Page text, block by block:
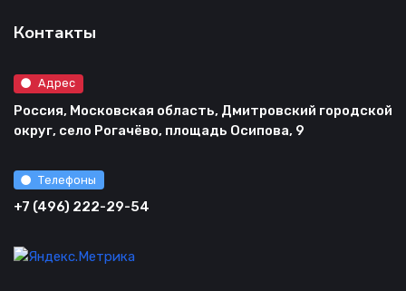
Контакты
Адрес
Россия, Московская область, Дмитровский городской
округ, село Рогачёво, площадь Осипова, 9
Телефоны
+7 (496) 222-29-54